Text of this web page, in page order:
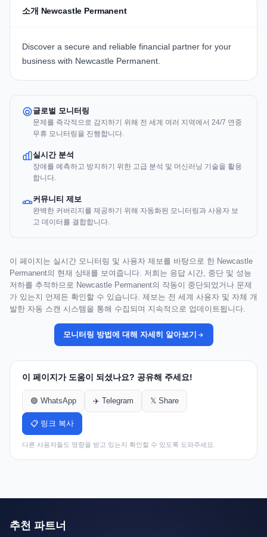
소개 Newcastle Permanent
Discover a secure and reliable financial partner for your
business with Newcastle Permanent.
글로벌 모니터링
문제를 즉각적으로 감지하기 위해 전 세계 여러 지역에서 24/7 연중
무휴 모니터링을 진행합니다.
실시간 분석
장애를 예측하고 방지하기 위한 고급 분석 및 머신러닝 기술을 활용
합니다.
커뮤니티 제보
완벽한 커버리지를 제공하기 위해 자동화된 모니터링과 사용자 보
고 데이터를 결합합니다.
이 페이지는 실시간 모니터링 및 사용자 제보를 바탕으로 한 Newcastle
Permanent의 현재 상태를 보여줍니다. 저희는 응답 시간, 중단 및 성능
저하를 추적하므로 Newcastle Permanent의 작동이 중단되었거나 문제
가 있는지 언제든 확인할 수 있습니다. 제보는 전 세계 사용자 및 자체 개
발한 자동 스캔 시스템을 통해 수집되며 지속적으로 업데이트됩니다.
모니터링 방법에 대해 자세히 알아보기
이 페이지가 도움이 되셨나요? 공유해 주세요!
🟢 WhatsApp ✈️ Telegram 𝕏 Share
📋 링크 복사
다른 사용자들도 영향을 받고 있는지 확인할 수 있도록 도와주세요.
추천 파트너